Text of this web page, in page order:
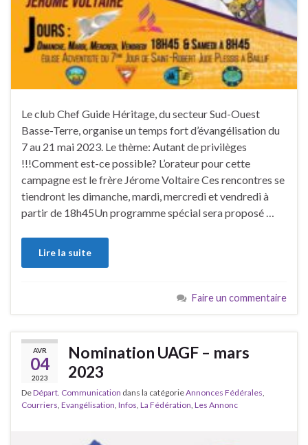
Le club Chef Guide Héritage, du secteur Sud-Ouest
Basse-Terre, organise un temps fort d’évangélisation du
7 au 21 mai 2023. Le thème: Autant de privilèges
!!!Comment est-ce possible? L’orateur pour cette
campagne est le frère Jérome Voltaire Ces rencontres se
tiendront les dimanche, mardi, mercredi et vendredi à
partir de 18h45Un programme spécial sera proposé …
Lire la suite
Faire un commentaire
AVR
04
2023
Nomination UAGF – mars
2023
DeDépart. Communication dans la catégorieAnnonces Fédérales,
Courriers, Evangélisation, Infos, La Fédération, Les Annonc